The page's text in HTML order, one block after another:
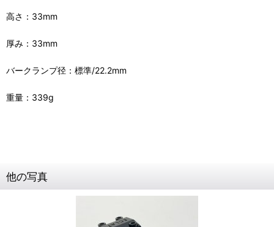
高さ：33mm
厚み：33mm
バークランプ径：標準/22.2mm
重量：339g
他の写真